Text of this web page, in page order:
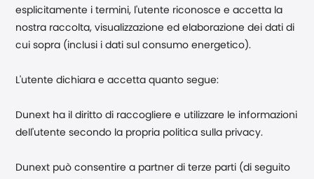
esplicitamente i termini, l'utente riconosce e accetta la
nostra raccolta, visualizzazione ed elaborazione dei dati di
cui sopra (inclusi i dati sul consumo energetico).
L'utente dichiara e accetta quanto segue:
Dunext ha il diritto di raccogliere e utilizzare le informazioni
dell'utente secondo la propria politica sulla privacy.
Dunext può consentire a partner di terze parti (di seguito